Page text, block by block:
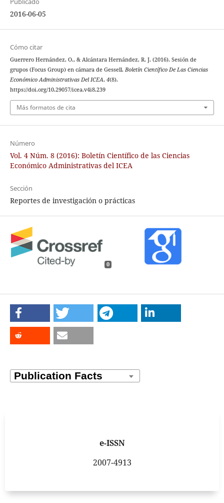
2016-06-05
Cómo citar
Guerrero Hernández, O., & Alcántara Hernández, R. J. (2016). Sesión de
grupos (Focus Group) en cámara de Gessell. Boletín Científico De Las Ciencias
Económico Administrativas Del ICEA, 4(8).
https://doi.org/10.29057/icea.v4i8.239
Más formatos de cita
Número
Vol. 4 Núm. 8 (2016): Boletín Científico de las Ciencias
Económico Administrativas del ICEA
Sección
Reportes de investigación o prácticas
0
e-ISSN
2007-4913